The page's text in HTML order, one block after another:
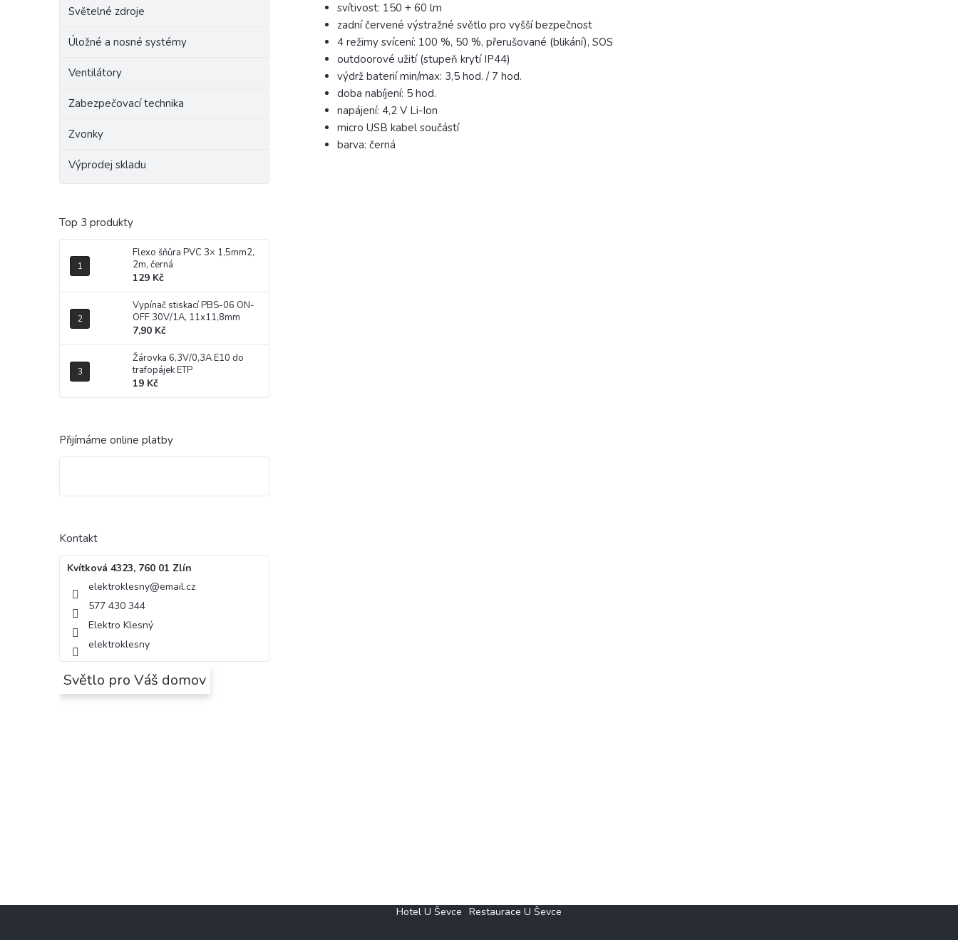
Světelné zdroje
Úložné a nosné systémy
Ventilátory
Zabezpečovací technika
Zvonky
Výprodej skladu
Top 3 produkty
Flexo šňůra PVC 3× 1,5mm2,
2m, černá
129 Kč
Vypínač stiskací PBS-06 ON-
OFF 30V/1A, 11x11,8mm
7,90 Kč
Žárovka 6,3V/0,3A E10 do
trafopájek ETP
19 Kč
Přijímáme online platby
Kontakt
Kvítková 4323, 760 01 Zlín
elektroklesny@email.cz
577 430 344
Elektro Klesný
elektroklesny
Světlo pro Váš domov
svítivost: 150 + 60 lm
zadní červené výstražné světlo pro vyšší bezpečnost
4 režimy svícení: 100 %, 50 %, přerušované (blikání), SOS
outdoorové užití (stupeň krytí IP44)
výdrž baterií min/max: 3,5 hod. / 7 hod.
doba nabíjení: 5 hod.
napájení: 4,2 V Li-Ion
micro USB kabel součástí
barva: černá
Hotel U Ševce Restaurace U Ševce